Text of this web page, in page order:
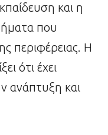
και η
που
περιφέρειας. Η
ότι έχει
ανάπτυξη και